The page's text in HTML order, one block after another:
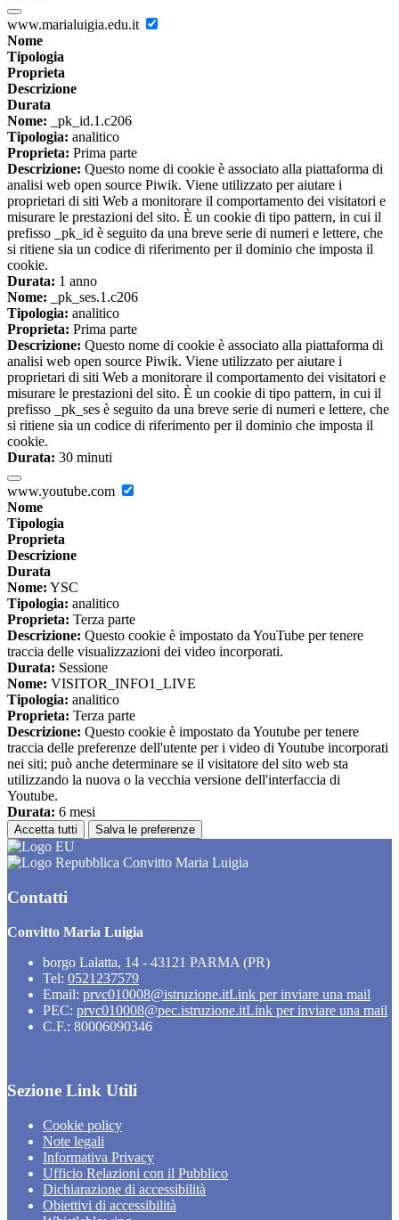
www.marialuigia.edu.it
Nome
Tipologia
Proprieta
Descrizione
Durata
Nome: _pk_id.1.c206
Tipologia: analitico
Proprieta: Prima parte
Descrizione: Questo nome di cookie è associato alla piattaforma di
analisi web open source Piwik. Viene utilizzato per aiutare i
proprietari di siti Web a monitorare il comportamento dei visitatori e
misurare le prestazioni del sito. È un cookie di tipo pattern, in cui il
prefisso _pk_id è seguito da una breve serie di numeri e lettere, che
si ritiene sia un codice di riferimento per il dominio che imposta il
cookie.
Durata: 1 anno
Nome: _pk_ses.1.c206
Tipologia: analitico
Proprieta: Prima parte
Descrizione: Questo nome di cookie è associato alla piattaforma di
analisi web open source Piwik. Viene utilizzato per aiutare i
proprietari di siti Web a monitorare il comportamento dei visitatori e
misurare le prestazioni del sito. È un cookie di tipo pattern, in cui il
prefisso _pk_ses è seguito da una breve serie di numeri e lettere, che
si ritiene sia un codice di riferimento per il dominio che imposta il
cookie.
Durata: 30 minuti
www.youtube.com
Nome
Tipologia
Proprieta
Descrizione
Durata
Nome: YSC
Tipologia: analitico
Proprieta: Terza parte
Descrizione: Questo cookie è impostato da YouTube per tenere
traccia delle visualizzazioni dei video incorporati.
Durata: Sessione
Nome: VISITOR_INFO1_LIVE
Tipologia: analitico
Proprieta: Terza parte
Descrizione: Questo cookie è impostato da Youtube per tenere
traccia delle preferenze dell'utente per i video di Youtube incorporati
nei siti; può anche determinare se il visitatore del sito web sta
utilizzando la nuova o la vecchia versione dell'interfaccia di
Youtube.
Durata: 6 mesi
Accetta tutti Salva le preferenze
Convitto Maria Luigia
Contatti
Convitto Maria Luigia
borgo Lalatta, 14 - 43121 PARMA (PR)
Tel: 0521237579
Email: prvc010008@istruzione.itLink per inviare una mail
PEC: prvc010008@pec.istruzione.itLink per inviare una mail
C.F.: 80006090346
Sezione Link Utili
Cookie policy
Note legali
Informativa Privacy
Ufficio Relazioni con il Pubblico
Dichiarazione di accessibilità
Obiettivi di accessibilità